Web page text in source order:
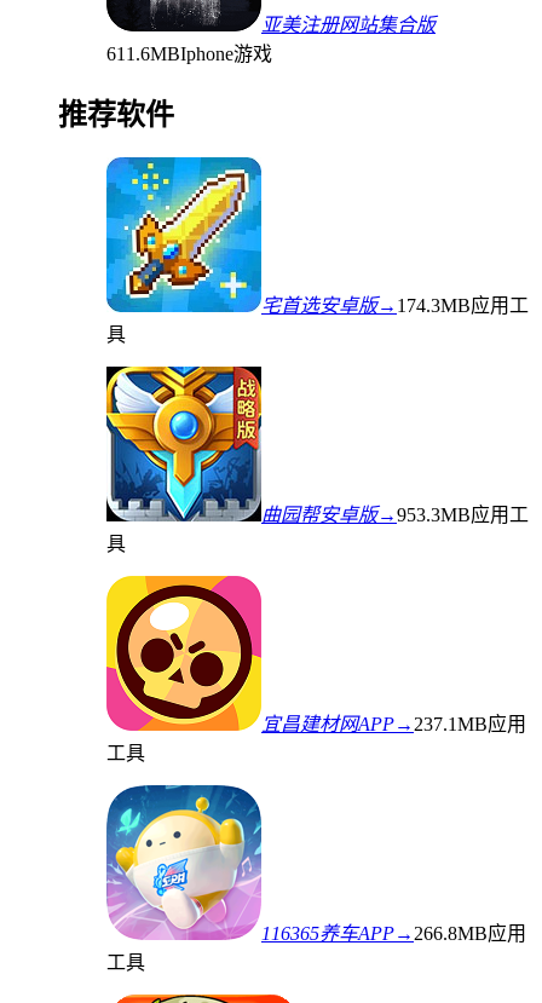
亚美注册网站集合版
611.6MBIphone游戏
推荐软件
宅首选安卓版→ 174.3MB应用工
具
曲园帮安卓版→953.3MB应用工
具
宜昌建材网APP→ 237.1MB应用
工具
116365养车APP→ 266.8MB应用
工具